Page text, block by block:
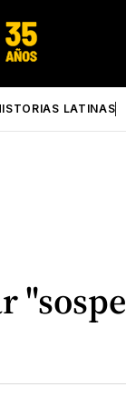
LATINAS